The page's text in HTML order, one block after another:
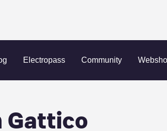
Electropass Community
Gattico